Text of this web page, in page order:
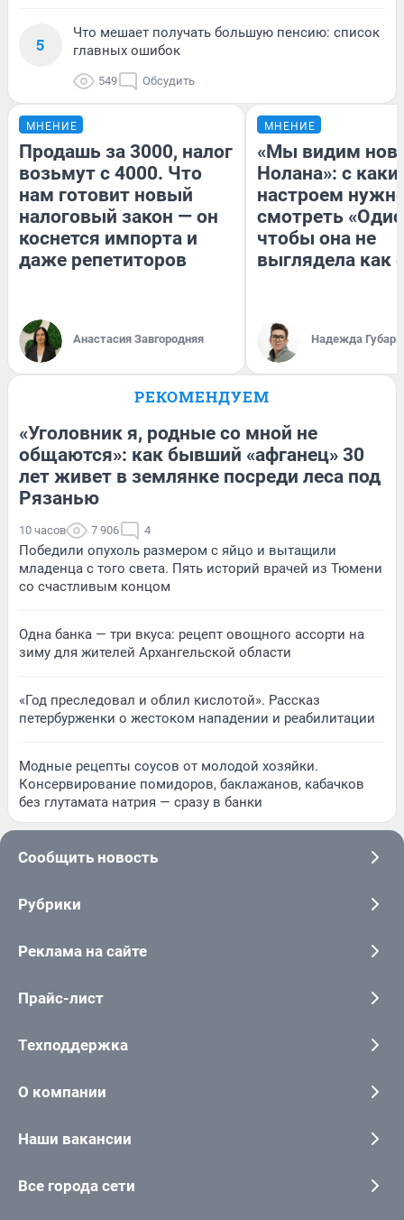
5
Что мешает получать большую пенсию: список
главных ошибок
549 Обсудить
МНЕНИЕ
Продашь за 3000, налог
возьмут с 4000. Что
нам готовит новый
налоговый закон — он
коснется импорта и
даже репетиторов
Анастасия Завгородняя
МНЕНИЕ
«Мы видим
Нолана»: с
настроем
смотреть
чтобы она не
выглядела как
Надежда Губарь
РЕКОМЕНДУЕМ
«Уголовник я, родные со мной не
общаются»: как бывший «афганец» 30
лет живет в землянке посреди леса под
Рязанью
10 часов 7 906 4
Победили опухоль размером с яйцо и вытащили
младенца с того света. Пять историй врачей из Тюмени
со счастливым концом
Одна банка — три вкуса: рецепт овощного ассорти на
зиму для жителей Архангельской области
«Год преследовал и облил кислотой». Рассказ
петербурженки о жестоком нападении и реабилитации
Модные рецепты соусов от молодой хозяйки.
Консервирование помидоров, баклажанов, кабачков
без глутамата натрия — сразу в банки
Сообщить новость
Рубрики
Реклама на сайте
Прайс-лист
Техподдержка
О компании
Наши вакансии
Все города сети